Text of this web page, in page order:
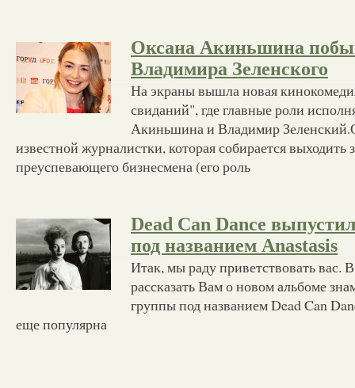
Оксана Акиньшина
Владимира Зеленского
На экраны вышла новая
свиданий", где главные роли
Акиньшина и Владимир
известной журналистки, которая собирается выходить
преуспевающего бизнесмена (его роль
Dead Can Dance
под названием Anastasis
Итак, мы раду приветствовать вас.
рассказать Вам о новом альбоме
группы под названием Dead Can
еще популярна